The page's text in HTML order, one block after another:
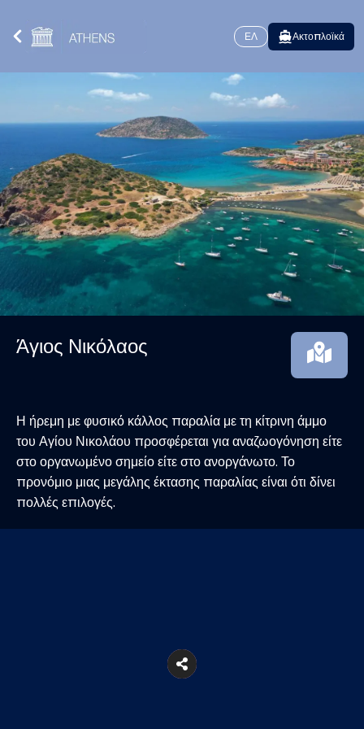
ΕΛ Ακτοπλοϊκά
Άγιος Νικόλαος
Η ήρεμη με φυσικό κάλλος παραλία με τη κίτρινη άμμο
του Αγίου Νικολάου προσφέρεται για αναζωογόνηση είτε
στο οργανωμένο σημείο είτε στο ανοργάνωτο. Το
προνόμιο μιας μεγάλης έκτασης παραλίας είναι ότι δίνει
πολλές επιλογές.